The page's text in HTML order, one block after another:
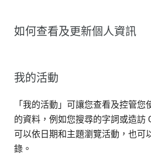
如何查看及更新個人資訊
我的活動
「我的活動」可讓您查看及控管
的資料，例如您搜尋的字詞或造訪
可以依日期和主題瀏覽活動，也可
錄。